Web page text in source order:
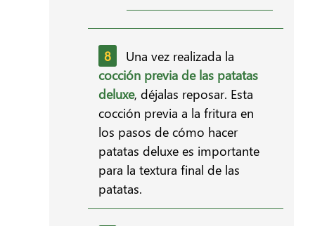
Una vez realizada la
cocción previa de las patatas
deluxe, déjalas reposar. Esta
cocción previa a la fritura en
los pasos de cómo hacer
patatas deluxe es importante
para la textura final de las
patatas.